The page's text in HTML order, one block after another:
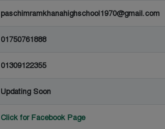
paschimramkhanahighschool1970@gmail.com
01750761888
01309122355
Updating Soon
Click for Facebook Page